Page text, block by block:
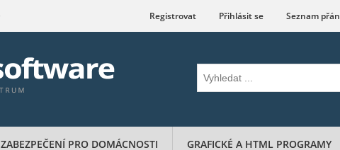
Registrovat Přihlásit se Seznam
ZABEZPEČENÍ PRO DOMÁCNOSTI GRAFICKÉ A HTML PROGRAMY